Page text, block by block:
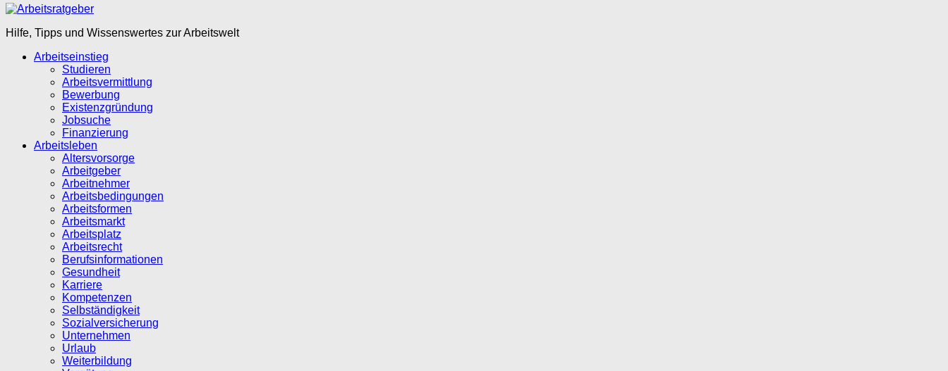
Hilfe, Tipps und Wissenswertes zur Arbeitswelt
Arbeitseinstieg
Studieren
Arbeitsvermittlung
Bewerbung
Existenzgründung
Jobsuche
Finanzierung
Arbeitsleben
Altersvorsorge
Arbeitgeber
Arbeitnehmer
Arbeitsbedingungen
Arbeitsformen
Arbeitsmarkt
Arbeitsplatz
Arbeitsrecht
Berufsinformationen
Gesundheit
Karriere
Kompetenzen
Selbständigkeit
Sozialversicherung
Unternehmen
Urlaub
Weiterbildung